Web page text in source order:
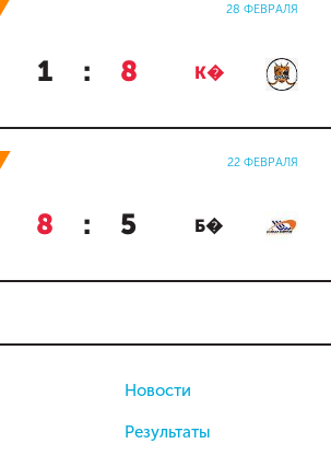
28 ФЕВРАЛЯ
1 : 8 К�
22 ФЕВРАЛЯ
8 : 5 Б�
Новости
Результаты